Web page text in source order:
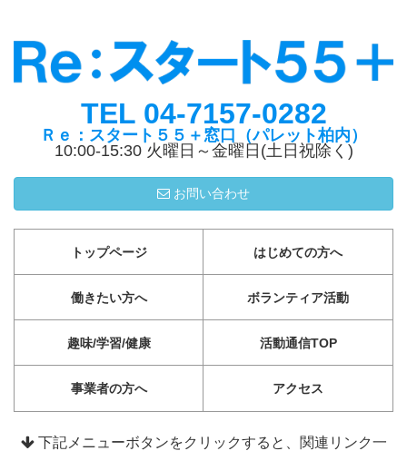
TEL 04-7157-0282
Ｒｅ：スタート５５＋窓口（パレット柏内）
10:00-15:30 火曜日～金曜日(土日祝除く)
お問い合わせ
トップページ はじめての方へ
働きたい方へ ボランティア活動
趣味/学習/健康 活動通信TOP
事業者の方へ アクセス
下記メニューボタンをクリックすると、関連リンク一